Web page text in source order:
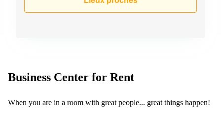
Business Center for Rent
When you are in a room with great people... great things happen!